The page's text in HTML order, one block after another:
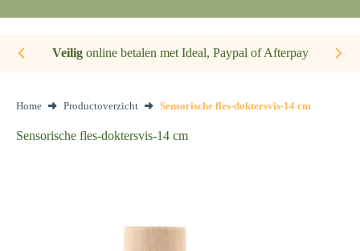
resultaten
Veiligonline betalen met Ideal, Paypal of Afterpay
Home Productoverzicht Sensorische fles-doktersvis-14 cm
Sensorische fles-doktersvis-14 cm